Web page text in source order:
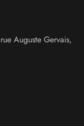
Auguste Gervais,